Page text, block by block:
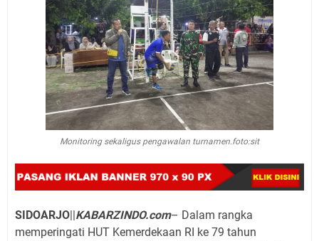
Monitoring sekaligus pengawalan turnamen.foto:sit
SIDOARJO||KABARZINDO.com– Dalam rangka
memperingati HUT Kemerdekaan RI ke 79 tahun